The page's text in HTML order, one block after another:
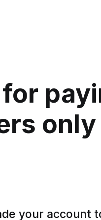
only
your account